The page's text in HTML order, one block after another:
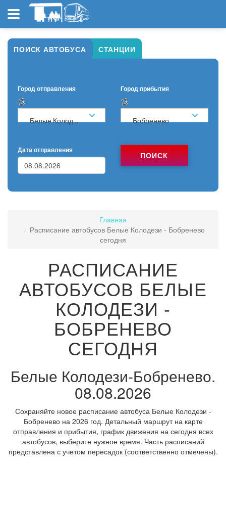
ПОИСК АВТОБУСА СТАНЦИИ
Город отправления
Белые Колодези
Город прибытия
Бобренево
Дата отправления
ПОИСК
Главная
Расписание автобусов Белые Колодези - Бобренево
сегодня
РАСПИСАНИЕ
АВТОБУСОВ БЕЛЫЕ
КОЛОДЕЗИ -
БОБРЕНЕВО
СЕГОДНЯ
Белые Колодези-Бобренево.
08.08.2026
Сохраняйте новое расписание автобуса Белые Колодези -
Бобренево на 2026 год. Детальный маршрут на карте
отправления и прибытия, график движения на сегодня всех
автобусов, выберите нужное время. Часть расписаний
представлена с учетом пересадок (соответственно отмечены).